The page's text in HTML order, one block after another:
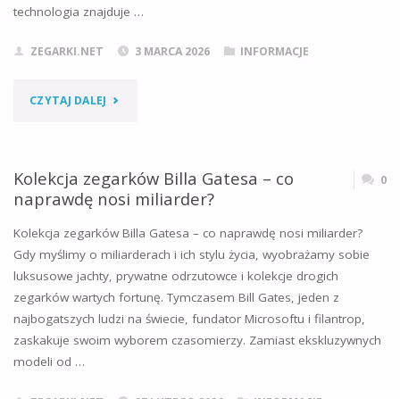
technologia znajduje …
ZEGARKI.NET 3 MARCA 2026 INFORMACJE
CZYTAJ DALEJ "CZYM
TRIGALIGHT
I
JAK
DZIAŁA
TA
REWOLUCYJNA
Kolekcja zegarków Billa Gatesa – co
naprawdę nosi miliarder?
0
Kolekcja zegarków Billa Gatesa – co naprawdę nosi miliarder?
Gdy myślimy o miliarderach i ich stylu życia, wyobrażamy sobie
luksusowe jachty, prywatne odrzutowce i kolekcje drogich
zegarków wartych fortunę. Tymczasem Bill Gates, jeden z
najbogatszych ludzi na świecie, fundator Microsoftu i filantrop,
zaskakuje swoim wyborem czasomierzy. Zamiast ekskluzywnych
modeli od …